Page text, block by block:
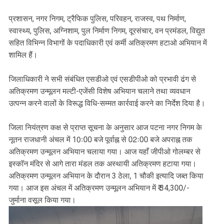
प्रशासन, नगर निगम, ट्रैफिक पुलिस, परिवहन, राजस्व, पथ निर्माण,
स्वास्थ्य, पुलिस, अग्निशाम, पुल निर्माण निगम, दूरसंचार, वन प्रमंडल, विद्युत
सहित विभिन्न विभागों के पदाधिकारी एवं कर्मी अतिक्रमण हटाओ अभियान में
शामिल हैं।
जिलाधिकारी ने सभी संबंधित एसडीओ एवं एसडीपीओ को प्रभावी ढंग से
अतिक्रमण उन्मूलन मल्टी-एजेंसी विशेष अभियान चलाने तथा व्यवधान
उत्पन्न करने वालों के विरूद्ध विधि-सम्मत कार्रवाई करने का निर्देश दिया है।
जिला नियंत्रण कक्ष से प्राप्त सूचना के अनुसार आज पटना नगर निगम के
नूतन राजधानी अंचल में 10ः00 बजे पूर्वाह्न से 02ः00 बजे अपराह्न तक
अतिक्रमण उन्मूलन अभियान चलाया गया। आज यहाँ जीपीओ गोलम्बर से
इस्कॉन मंदिर से आगे तारा मंडल तक अस्थायी अतिक्रमण हटाया गया।
अतिक्रमण उन्मूलन अभियान के दौरान 3 ठेला, 1 चौकी इत्यादि जब्त किया
गया। आज इस अंचल में अतिक्रमण उन्मूलन अभियान में ₹ 34,300/-
जुर्माना वसूल किया गया।